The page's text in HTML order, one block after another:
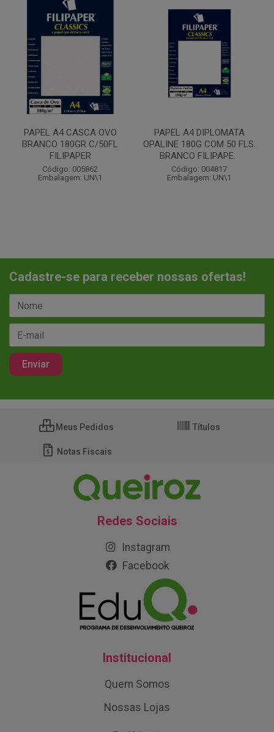
PAPEL A4 CASCA OVO
BRANCO 180GR C/50FL
FILIPAPER
Código: 005862
Embalagem: UN\1
PAPEL A4 DIPLOMATA
OPALINE 180G COM 50 FLS.
BRANCO FILIPAPE...
Código: 004817
Embalagem: UN\1
Cadastre-se para receber nossas ofertas!
Meus Pedidos Títulos
Notas Fiscais
Redes Sociais
Instagram
Facebook
Institucional
Quem Somos
Nossas Lojas